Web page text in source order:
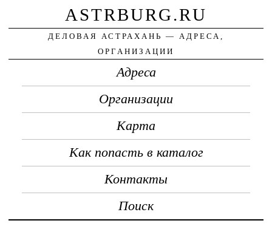
ASTRBURG.RU
ДЕЛОВАЯ АСТРАХАНЬ — АДРЕСА,
ОРГАНИЗАЦИИ
Адреса
Организации
Карта
Как попасть в каталог
Контакты
Поиск